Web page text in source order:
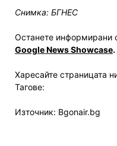
Снимка: БГНЕС
Останете информирани
Google News Showcase.
Харесайте страницата
Тагове:
Източник: Bgonair.bg